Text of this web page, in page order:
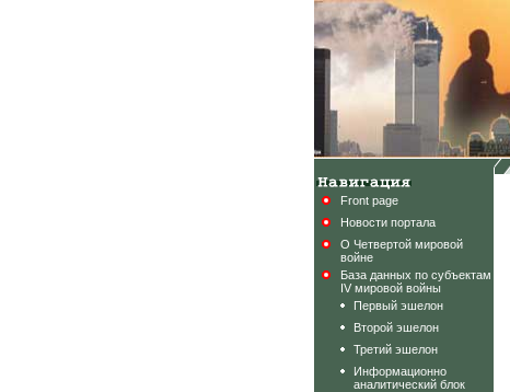
Front page
Новости портала
О Четвертой мировой
войне
База данных по субъектам
IV мировой войны
Первый эшелон
Второй эшелон
Третий эшелон
Информационно
аналитический блок